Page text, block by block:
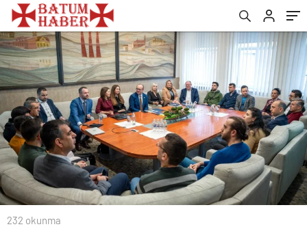
Artırma Projesiyle Avrupa Birliği’nden Hibe
Aldı
232 okunma